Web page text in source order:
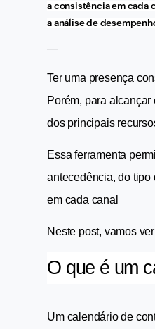
a consistência em cada
a análise de
—
Ter uma presença
Porém, para
dos principais
Essa ferramenta
antecedência, do tipo
em cada canal
Neste post, vamos
O que é um
Um calendário de